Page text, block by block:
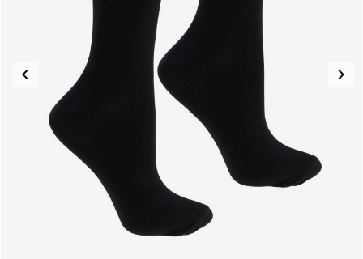
Poprzedni
keyboard_arrow_left keyboard_arrow_right